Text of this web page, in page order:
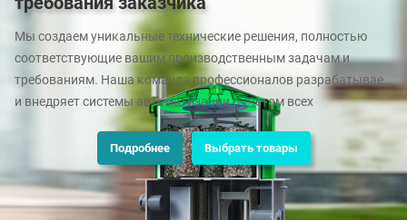
Мы создаем уникальные технические решения, полностью
соответствующие вашим производственным задачам и
требованиям. Наша команда профессионалов разрабатывает
и внедряет системы автоматизации с учетом всех
особенностей вашего бизнеса.
Подробнее Выбрать товары